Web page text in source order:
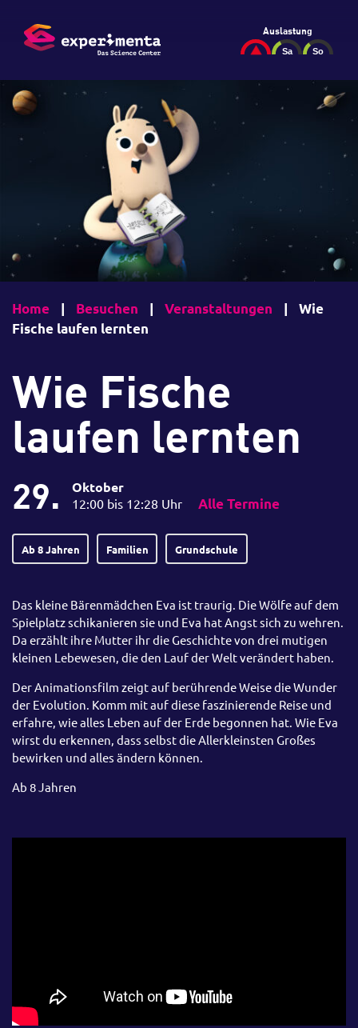
Auslastung
Home | Besuchen | Veranstaltungen |
Wie
Fische laufen lernten
Wie Fische
laufen lernten
29. Oktober
12:00 bis 12:28 Uhr Alle Termine
Ab 8 Jahren Familien Grundschule
Das kleine Bärenmädchen Eva ist traurig. Die Wölfe auf dem
Spielplatz schikanieren sie und Eva hat Angst sich zu wehren.
Da erzählt ihre Mutter ihr die Geschichte von drei mutigen
kleinen Lebewesen, die den Lauf der Welt verändert haben.
Der Animationsfilm zeigt auf berührende Weise die Wunder
der Evolution. Komm mit auf diese faszinierende Reise und
erfahre, wie alles Leben auf der Erde begonnen hat. Wie Eva
wirst du erkennen, dass selbst die Allerkleinsten Großes
bewirken und alles ändern können.
Ab 8 Jahren